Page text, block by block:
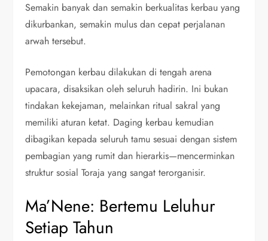
Semakin banyak dan semakin berkualitas kerbau yang
dikurbankan, semakin mulus dan cepat perjalanan
arwah tersebut.
Pemotongan kerbau dilakukan di tengah arena
upacara, disaksikan oleh seluruh hadirin. Ini bukan
tindakan kekejaman, melainkan ritual sakral yang
memiliki aturan ketat. Daging kerbau kemudian
dibagikan kepada seluruh tamu sesuai dengan sistem
pembagian yang rumit dan hierarkis—mencerminkan
struktur sosial Toraja yang sangat terorganisir.
Ma’Nene: Bertemu Leluhur
Setiap Tahun